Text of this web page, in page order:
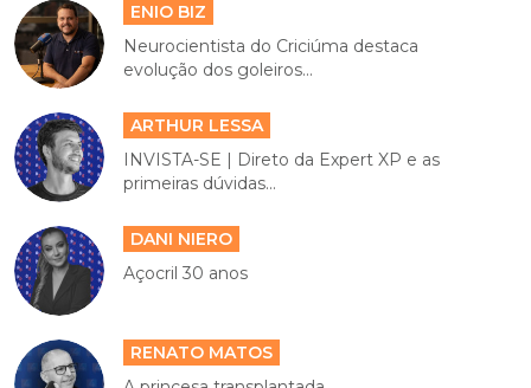
ENIO BIZ
Neurocientista do Criciúma destaca
evolução dos goleiros...
ARTHUR LESSA
INVISTA-SE | Direto da Expert XP e as
primeiras dúvidas...
DANI NIERO
Açocril 30 anos
RENATO MATOS